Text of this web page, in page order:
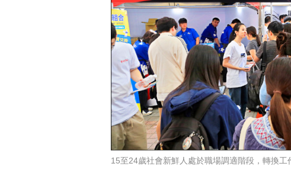
15至24歲社會新鮮人處於職場調適階段，轉換工